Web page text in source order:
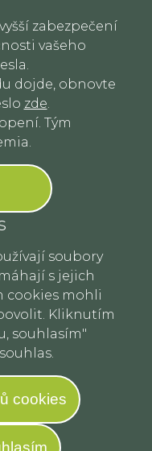
zabezpečení
vašeho
dojde, obnovte
zde.
Tým
soubory
s jejich
cookies mohli
Kliknutím
souhlasím"
cookies